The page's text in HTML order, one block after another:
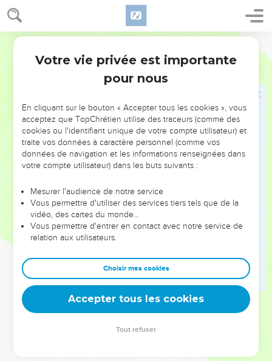
Esdras 3
9 Et Jésuah assistait avec ses fils et ses frères, et Kadmiel
avec ses fils, enfants de Juda, pour presser ceux qui faisaient
avec leurs fils et leurs frères, Lévites.
Et lorsque ceux qui bâtissaient fondaient le Temple de
leurs trompettes ; et les Lévites, enfants d'Asaph, avec les
cymbales, pour louer l'Eternel, selon l'institution de David,
Roi d'Israël.
Et ils s'entre-répondaient en louant et célébrant l'Eternel,
[chantant] : Qu'il est bon, parce que sa gratuité demeure à
toujours sur Israël. Et tout le peuple jeta de grands cris de
joie en louant l'Eternel, parce qu'on fondait la maison de
l'Eternel.
Mais plusieurs des Sacrificateurs et des Lévites, et des
première maison sur son fondement, se représentant cette
maison-là, pleuraient à haute voix ; mais plusieurs élevaient
leur voix avec des cris de réjouissance, et d'allégresse.
Et le peuple ne pouvait discerner la voix des cris de joie, et
d'allégresse, d'avec la voix des pleurs du peuple ; cependant
Votre vie privée est importante
pour nous
En cliquant sur le bouton « Accepter tous les cookies », vous
acceptez que TopChrétien utilise des traceurs (comme des
cookies ou l'identifiant unique de votre compte utilisateur) et
traite vos données à caractère personnel (comme vos
données de navigation et les informations renseignées dans
votre compte utilisateur) dans les buts suivants :
Mesurer l'audience de notre service
Vous permettre d'utiliser des services tiers tels que de la
vidéo, des cartes du monde…
Vous permettre d'entrer en contact avec notre service de
relation aux utilisateurs.
Choisir mes cookies
Accepter tous les cookies
Tout refuser